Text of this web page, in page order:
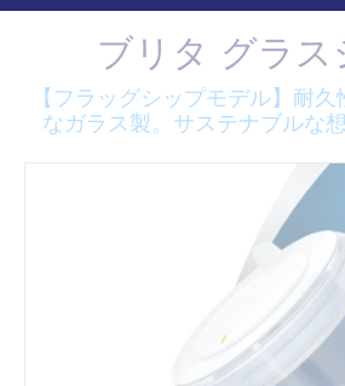
ブリタ グラス
【フラッグシップモデル】耐
なガラス製。サステナブルな